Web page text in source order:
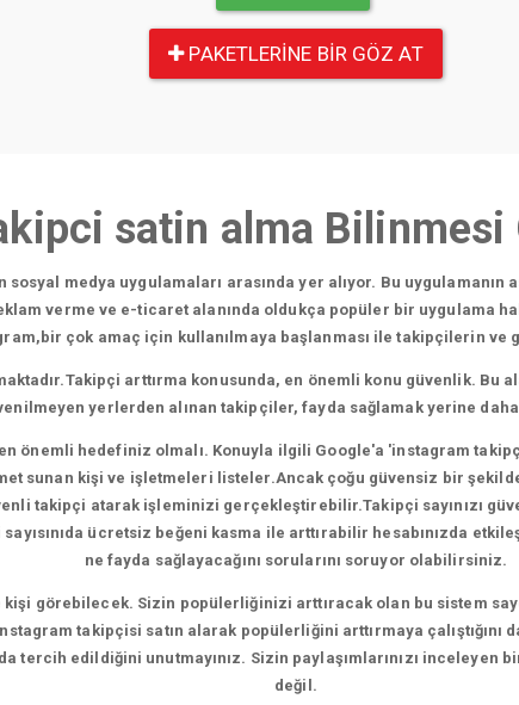
PAKETLERINE BIR GÖZ AT
satin alma Bilinmesi
medya uygulamaları arasında yer alıyor. Bu uygulamanın
verme ve e-ticaret alanında oldukça popüler bir uygulama
çok amaç için kullanılmaya başlanması ile takipçilerin ve
arttırma konusunda, en önemli konu güvenlik. Bu
yerlerden alınan takipçiler, fayda sağlamak yerine
önemli hedefiniz olmalı. Konuyla ilgili Google'a 'instagram
sunan kişi ve işletmeleri listeler.Ancak çoğu güvensiz bir
takipçi atarak işleminizi gerçekleştirebilir.Takipçi sayınızı
ücretsiz beğeni kasma ile arttırabilir hesabınızda
ne fayda sağlayacağını sorularını soruyor olabilirsiniz.
kişi görebilecek. Sizin popülerliğinizi arttıracak olan bu sistem
takipçisi satın alarak popülerliğini arttırmaya
tercih edildiğini unutmayınız. Sizin paylaşımlarınızı
değil.